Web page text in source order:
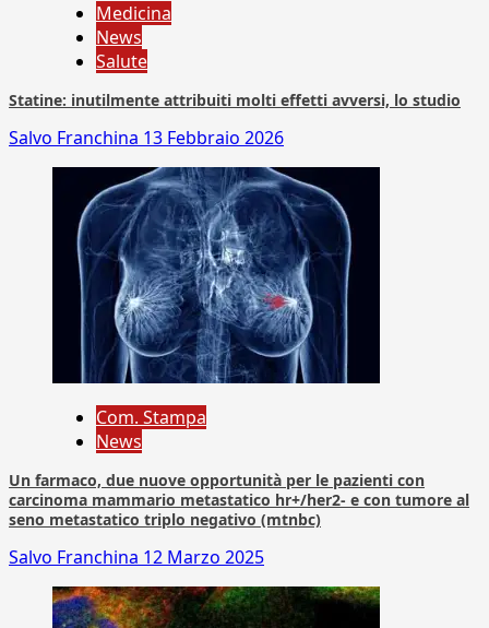
Medicina
News
Salute
Statine: inutilmente attribuiti molti effetti avversi, lo studio
Salvo Franchina 13 Febbraio 2026
Com. Stampa
News
Un farmaco, due nuove opportunità per le pazienti con
carcinoma mammario metastatico hr+/her2- e con tumore al
seno metastatico triplo negativo (mtnbc)
Salvo Franchina 12 Marzo 2025